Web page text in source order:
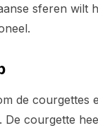
sferen wilt
de courgettes
De courgette